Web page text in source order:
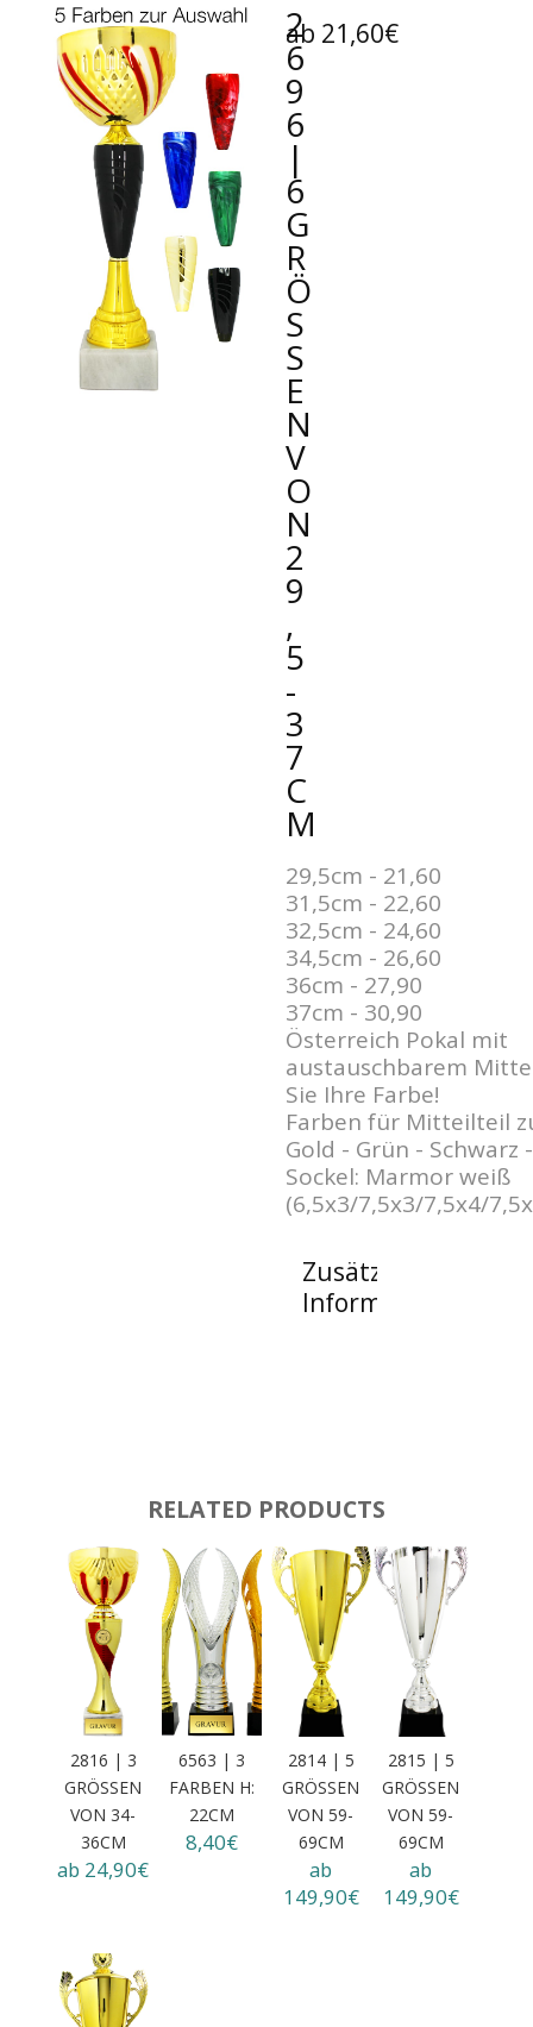
2
6
9
6
|
6
G
R
Ö
SS
E
N
VO
N
2
9
,
5
-
3
7
C
M
ab 21,60€
29,5cm - 21,60
31,5cm - 22,60
32,5cm - 24,60
34,5cm - 26,60
36cm - 27,90
37cm - 30,90
Österreich Pokal mit
austauschbarem
Sie Ihre Farbe!
Farben für Mitteilteil
Gold - Grün - Schwarz
Sockel: Marmor weiß
(6,5x3/7,5x3/7,5x4/
Zusätzliche
Informationen
RELATED PRODUCTS
2816 | 3
GRÖSSEN
VON 34-3
6CM
ab 24,90€
6563 | 3
FARBEN H:
22CM
8,40€
2814 | 5
GRÖSSEN V
ON 59-6
9CM
ab
149,90€
2815 | 5
GRÖSSEN V
ON 59-6
9CM
ab
149,90€